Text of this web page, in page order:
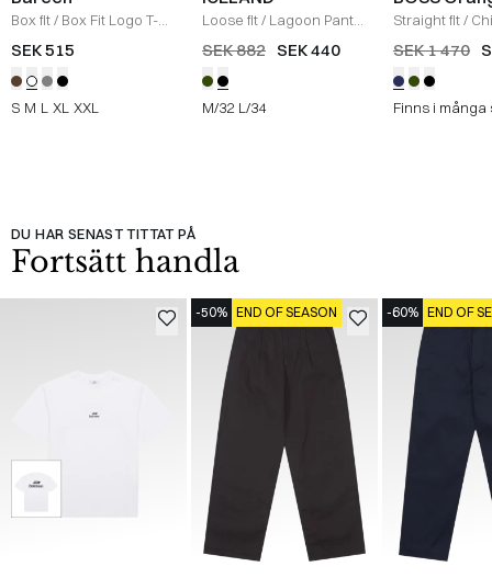
Box fit/ Box Fit Logo T-
shirt /WHITE
SEK 515
S M L XL XXL
Loose fit/ Lagoon Pants
/ BLACK
SEK 882 SEK 440
M/32 L/34
Straight fit/
Straight
NAVY
SEK 1 470
Finns i
DU HAR SENAST TITTAT PÅ
Fortsätt handla
-50% END OF SEASON -60% END OF